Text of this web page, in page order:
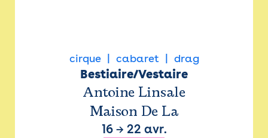
cirque cabaret drag
Bestiaire/Vestaire
Antoine Linsale
Maison De La
16→ 22 avr.